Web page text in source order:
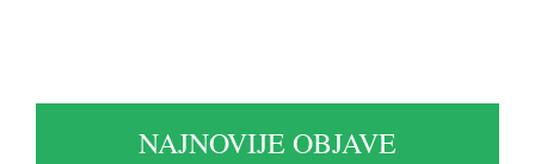
NAJNOVIJE OBJAVE